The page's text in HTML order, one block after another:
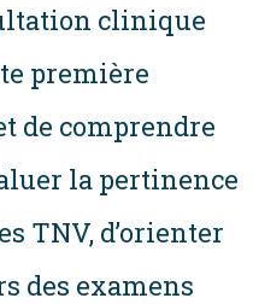
clinique
première
de comprendre
la pertinence
TNV, d’orienter
des examens